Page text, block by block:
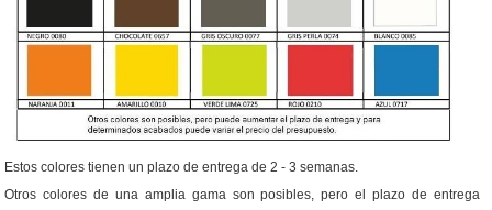
Estos colores tienen un plazo de entrega de 2 - 3 semanas.
Otros colores de una amplia gama son posibles, pero el plazo de entrega